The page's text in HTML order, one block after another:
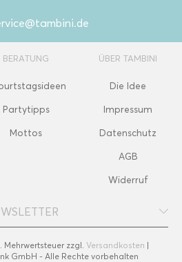
BERATUNG
Partytipps
Mottos
ÜBER TAMBINI
Die Idee
Impressum
Datenschutz
AGB
Widerruf
Mehrwertsteuer zzgl. Versandkosten |
GmbH - Alle Rechte vorbehalten